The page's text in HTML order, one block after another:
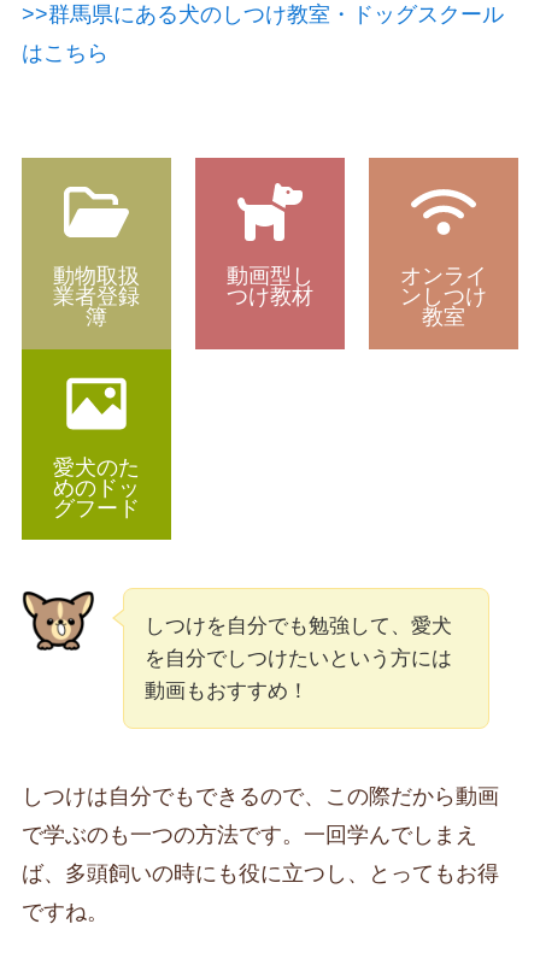
>>群馬県にある犬のしつけ教室・ドッグスクール
はこちら
動物取扱
業者登録
簿
動画型し
つけ教材
オンライ
ンしつけ
教室
愛犬のた
めのドッ
グフード
しつけを自分でも勉強して、愛犬
を自分でしつけたいという方には
動画もおすすめ！
しつけは自分でもできるので、この際だから動画
で学ぶのも一つの方法です。一回学んでしまえ
ば、多頭飼いの時にも役に立つし、とってもお得
ですね。